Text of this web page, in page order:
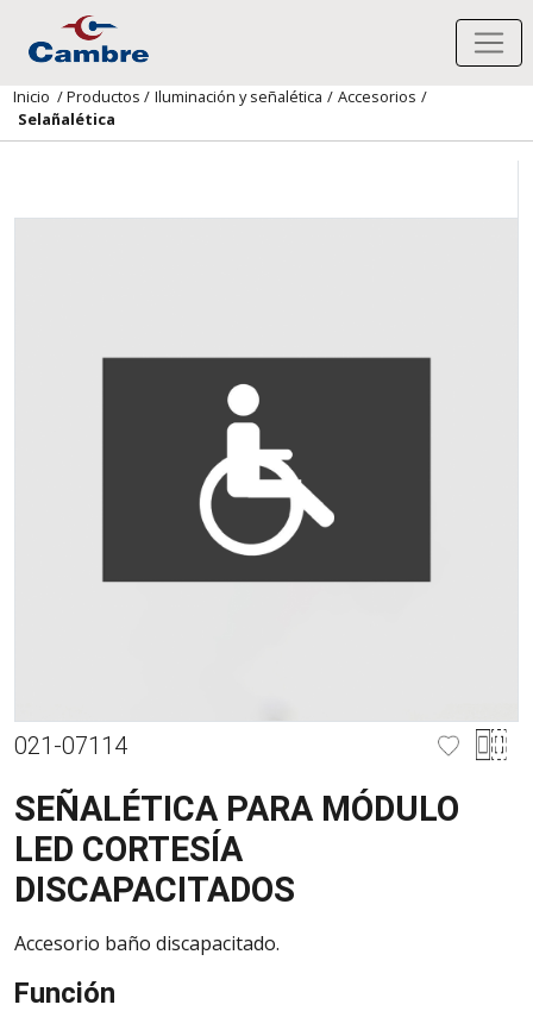
Inicio /Productos / Iluminación y señalética / Accesorios /
Selañalética
021-07114
SEÑALÉTICA PARA MÓDULO
LED CORTESÍA
DISCAPACITADOS
Accesorio baño discapacitado.
Función